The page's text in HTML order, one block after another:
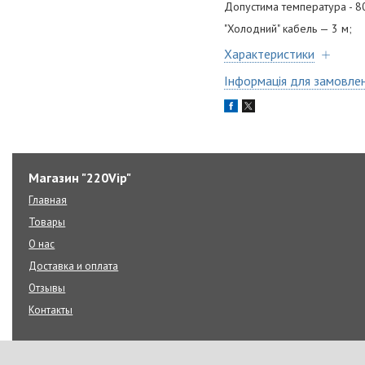
Допустима температура -
"Холодний" кабель — 3 м;
Характеристики
Інформація для
Магазин "220Vip"
Главная
Товары
О нас
Доставка и оплата
Отзывы
Контакты